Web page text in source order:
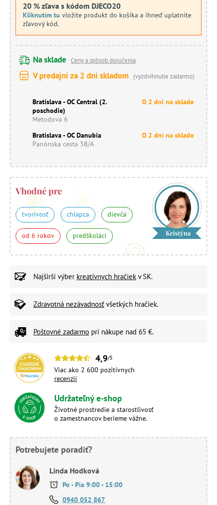
20 % zľava s kódom DJECO20
Kliknutím tu vložíte produkt do košíka a ihneď uplatníte
zľavový kód.
Na sklade Ceny a spôsob doručenia
V predajni za 2 dni skladom (vyzdvihnutie zadarmo)
Bratislava - OC Central (2.
poschodie)
Metodova 6
O 2 dni na sklade
Bratislava - OC Danubia
Panónska cesta 38/A
O 2 dni na sklade
Vhodné pre
tvorivosť chlapca dievča
od 6 rokov predškoláci Kristýna
Najširší výber kreatívnych hračiek v SK.
Zdravotná nezávadnosť všetkých hračiek.
Poštovné zadarmo pri nákupe nad 65 €.
4,9/5
Viac ako 2 600 pozitívnych
recenzií
Udržateľný e-shop
Životné prostredie a starostlivosť
o zamestnancov berieme vážne.
Potrebujete poradiť?
Linda Hodková
Po - Pia 9:00 - 15:00
0940 052 867